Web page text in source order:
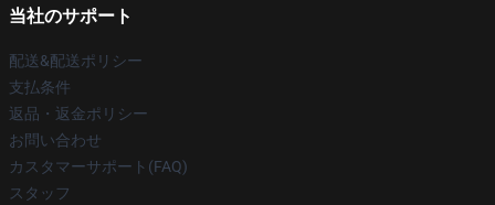
当社のサポート
配送&配送ポリシー
支払条件
返品・返金ポリシー
お問い合わせ
カスタマーサポート(FAQ)
スタッフ